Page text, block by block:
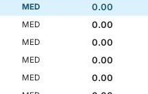
MED
0.00
MED
0.00
MED
0.00
MED
0.00
MED
0.00